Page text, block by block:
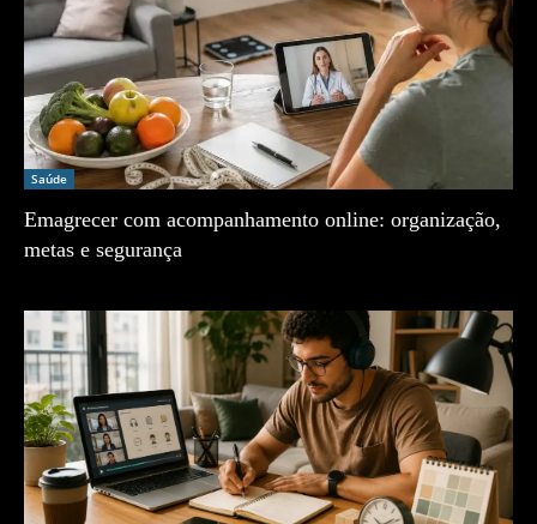
Saúde
Emagrecer com acompanhamento online: organização,
metas e segurança